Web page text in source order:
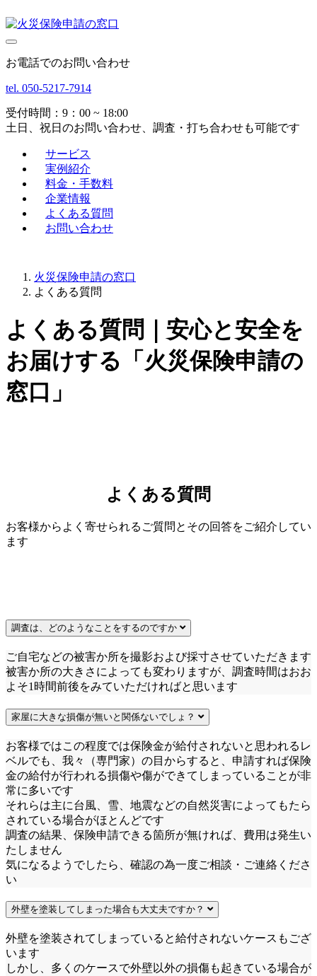
お電話でのお問い合わせ
tel. 050-5217-7914
受付時間：9：00 ~ 18:00
土日、祝日のお問い合わせ、調査・打ち合わせも可能です
サービス
実例紹介
料金・手数料
企業情報
よくある質問
お問い合わせ
火災保険申請の窓口
よくある質問
よくある質問｜安心と安全を
お届けする「火災保険申請の
窓口」
よくある質問
お客様からよく寄せられるご質問とその回答をご紹介してい
ます
調査は、どのようなことをするのですか
ご自宅などの被害か所を撮影および採寸させていただきます
被害か所の大きさによっても変わりますが、調査時間はおお
よそ1時間前後をみていただければと思います
家屋に大きな損傷が無いと関係ないでしょ？
お客様ではこの程度では保険金が給付されないと思われるレ
ベルでも、我々（専門家）の目からすると、申請すれば保険
金の給付が行われる損傷や傷ができてしまっていることが非
常に多いです
それらは主に台風、雪、地震などの自然災害によってもたら
されている場合がほとんどです
調査の結果、保険申請できる箇所が無ければ、費用は発生い
たしません
気になるようでしたら、確認の為一度ご相談・ご連絡くださ
い
外壁を塗装してしまった場合も大丈夫ですか？
外壁を塗装されてしまっていると給付されないケースもござ
います
しかし、多くのケースで外壁以外の損傷も起きている場合が